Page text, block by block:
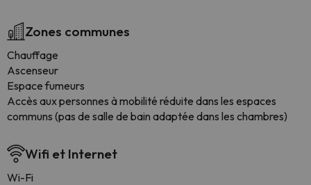
Zones communes
Chauffage
Ascenseur
Espace fumeurs
Accès aux personnes à mobilité réduite dans les espaces
communs (pas de salle de bain adaptée dans les chambres)
Wifi et Internet
Wi-Fi